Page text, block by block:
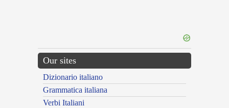
Our sites
Dizionario italiano
Grammatica italiana
Verbi Italiani